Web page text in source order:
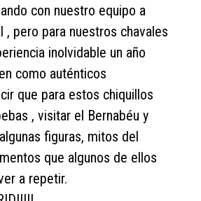
con nuestro equipo a
, pero para nuestros chavales
inolvidable un año
como auténticos
que para estos chiquillos
, visitar el Bernabéu y
figuras, mitos del
que algunos de ellos
a repetir.